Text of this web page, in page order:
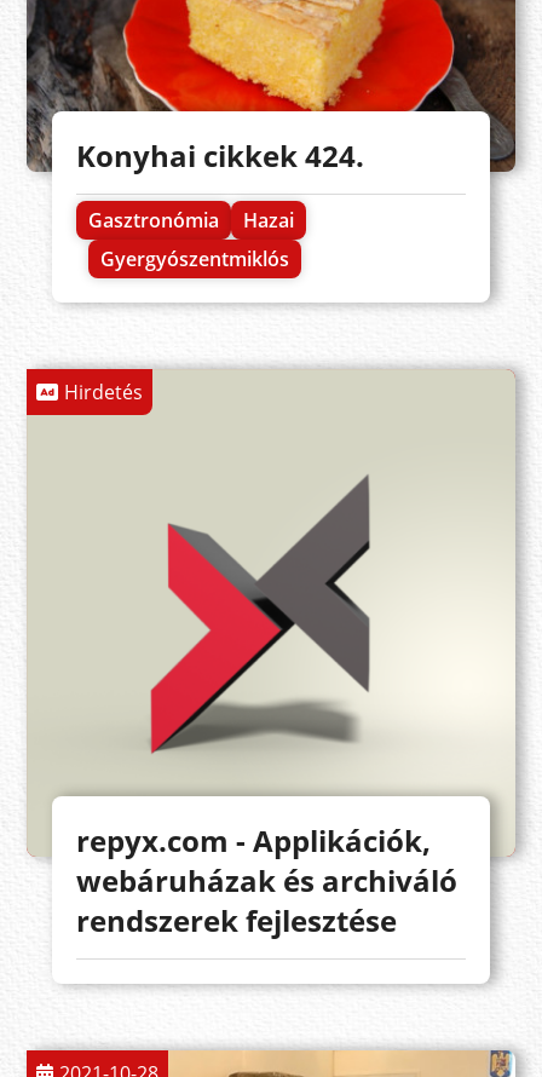
Konyhai cikkek 424.
Gasztronómia
Hazai
Gyergyószentmiklós
Hirdetés
repyx.com - Applikációk,
webáruházak és archiváló
rendszerek fejlesztése